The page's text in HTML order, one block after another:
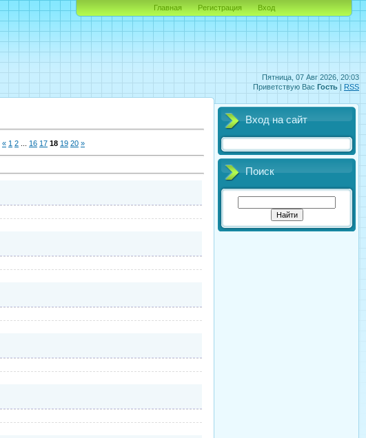
Пятница, 07 Авг 2026, 20:03
Приветствую Вас Гость | RSS
Главная Регистрация Вход
« 1 2 16 17 18 19 20 »
Вход на сайт
Поиск